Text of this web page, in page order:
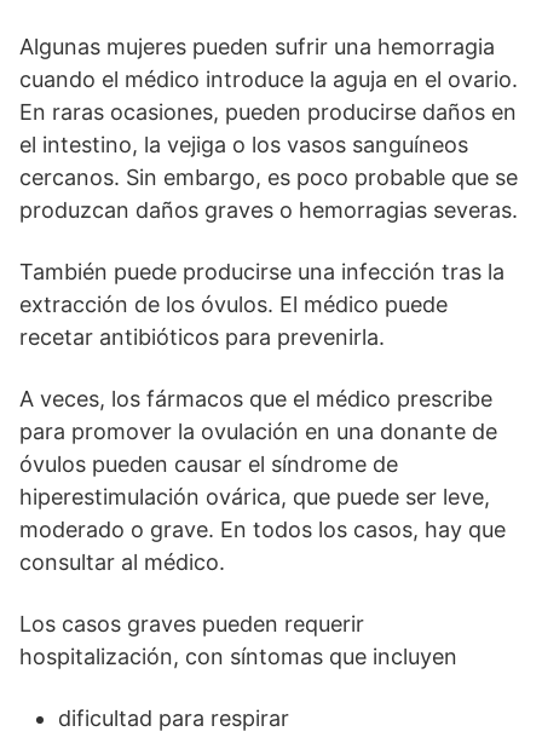
Algunas mujeres pueden sufrir una hemorragia
cuando el médico introduce la aguja en el ovario.
En raras ocasiones, pueden producirse daños en
el intestino, la vejiga o los vasos sanguíneos
cercanos. Sin embargo, es poco probable que se
produzcan daños graves o hemorragias severas.
También puede producirse una infección tras la
extracción de los óvulos. El médico puede
recetar antibióticos para prevenirla.
A veces, los fármacos que el médico prescribe
para promover la ovulación en una donante de
óvulos pueden causar el síndrome de
hiperestimulación ovárica, que puede ser leve,
moderado o grave. En todos los casos, hay que
consultar al médico.
Los casos graves pueden requerir
hospitalización, con síntomas que incluyen
dificultad para respirar